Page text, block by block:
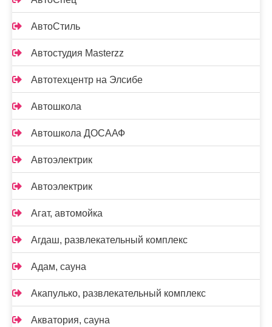
АвтоСтиль
Автостудия Masterzz
Автотехцентр на Элсибе
Автошкола
Автошкола ДОСААФ
Автоэлектрик
Автоэлектрик
Агат, автомойка
Агдаш, развлекательный комплекс
Адам, сауна
Акапулько, развлекательный комплекс
Акватория, сауна